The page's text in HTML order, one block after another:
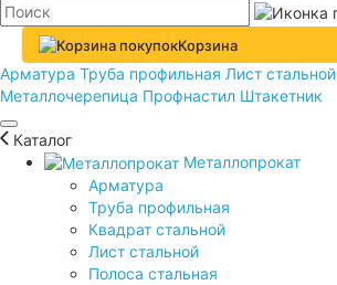
Корзина
Арматура Труба профильная Лист стальной
Металлочерепица Профнастил Штакетник
Каталог
Металлопрокат
Арматура
Труба профильная
Квадрат стальной
Лист стальной
Полоса стальная